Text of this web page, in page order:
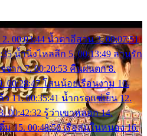
00:03:44 น้ำตาอีสาน 3. 00:07:51
น้ำนิ่งไหลลึก 5. 00:13:49 ลานรัก
จาก 7. 00:20:53 คืนฝนตก 8.
00:28:47 โสนน้อยเรือนงาม 10.
11. 00:35:41 น้ำกรดแช่เย็น 12.
00:42:32 รู้ว่าเขาหลอก 14.
15. 00:48:56 เรือล่มในหนอง 16.